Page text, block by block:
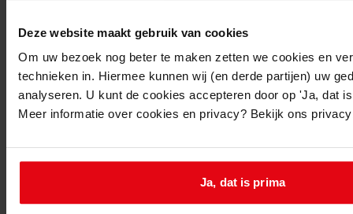
Deze website maakt gebruik van cookies
Om uw bezoek nog beter te maken zetten we cookies en
technieken in. Hiermee kunnen wij (en derde partijen) uw
analyseren. U kunt de cookies accepteren door op 'Ja, dat
Meer informatie over cookies en privacy? Bekijk ons
Ja, dat is prima